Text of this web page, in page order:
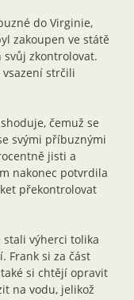
do Virginie,
zakoupen ve státě
zkontrolovat.
strčili
čemuž se
svými příbuznými
jisti a
nakonec potvrdila
překontrolovat
stali výherci tolika
Frank si za část
si chtějí opravit
na vodu, jelikož